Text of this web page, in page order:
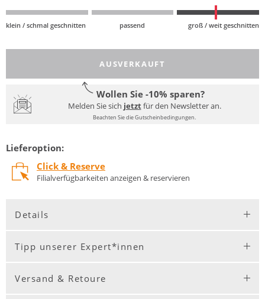
klein / schmal geschnitten passend groß / weit geschnitten
AUSVERKAUFT
Wollen Sie -10% sparen?
Melden Sie sich jetztfür den Newsletter an.
Beachten Sie die Gutscheinbedingungen.
Lieferoption:
Click & Reserve
Filialverfügbarkeiten anzeigen & reservieren
Details
Tipp unserer Expert*innen
Versand & Retoure